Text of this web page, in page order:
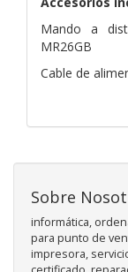
Mando a
MR26GB
Cable de
Sobre
informática,
para punto de
impresora,